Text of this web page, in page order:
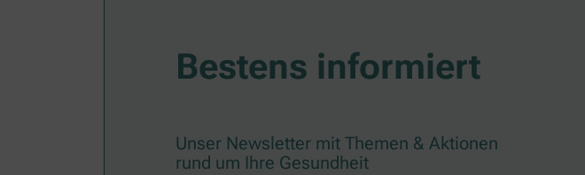
Bestens informiert
Unser Newsletter mit Themen & Aktionen
rund um Ihre Gesundheit